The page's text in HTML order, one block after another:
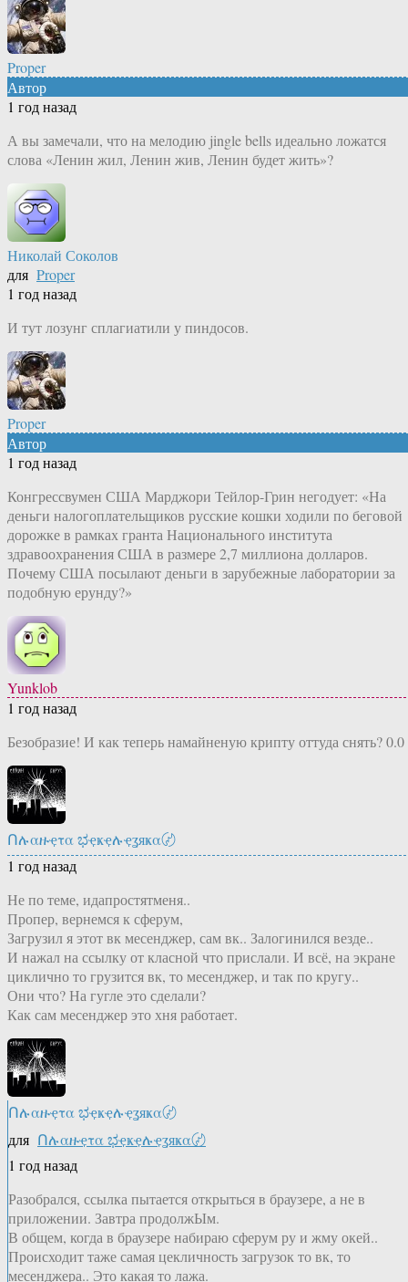
Proper
Автор
1 год назад
А вы замечали, что на мелодию jingle bells идеально ложатся
слова «Ленин жил, Ленин жив, Ленин будет жить»?
Николай Соколов
для Proper
1 год назад
И тут лозунг сплагиатили у пиндосов.
Proper
Автор
1 год назад
Конгрессвумен США Марджори Тейлор-Грин негодует: «На
деньги налогоплательщиков русские кошки ходили по беговой
дорожке в рамках гранта Национального института
здравоохранения США в размере 2,7 миллиона долларов.
Почему США посылают деньги в зарубежные лаборатории за
подобную ерунду?»
Yunklob
1 год назад
Безобразие! И как теперь намайненую крипту оттуда снять? 0.0
Ոሉαዙҿτα ಭҿҝҿሉҿʓяҝα〄
1 год назад
Не по теме, идапростятменя..
Пропер, вернемся к сферум,
Загрузил я этот вк месенджер, сам вк.. Залогинился везде..
И нажал на ссылку от класной что прислали. И всё, на экране
циклично то грузится вк, то месенджер, и так по кругу..
Они что? На гугле это сделали?
Как сам месенджер это хня работает.
Ոሉαዙҿτα ಭҿҝҿሉҿʓяҝα〄
для Ոሉαዙҿτα ಭҿҝҿሉҿʓяҝα〄
1 год назад
Разобрался, ссылка пытается открыться в браузере, а не в
приложении. Завтра продолжЫм.
В общем, когда в браузере набираю сферум ру и жму окей..
Происходит таже самая цекличность загрузок то вк, то
месенджера.. Это какая то лажа.